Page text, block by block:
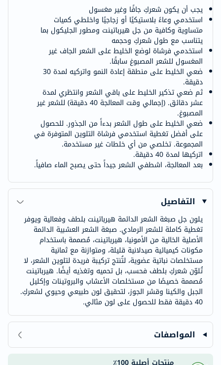
يجب أن يكون شعركِ جافًا وغير مغسول
استخدمي وعاءً بلاستيكيًا أو زجاجيًا واخلطي كميات
متساوية وكافية من جل هيرباتينت ومطور الجليكول بما
يتناسب مع طول شعركِ وحجمه
استخدمي فرشاة لوضع الخليط على الشعر الجاف غير
المغسول للشعر المصبوغ سابقًا.
ضعي الخليط على منطقة إعادة النمو واتركيه لمدة 30
دقيقة.
ثم ضعي تذكير الخليط على باقي الشعر وانتظري لمدة
عشر دقائق. (إجمالي وقت المعالجة 40 دقيقة) للشعر غير
المصبوغ.
ضعي الخليط على طول الشعر بدءاً من الجذور. للحصول
على أفضل تغطية استخدمي فرشاة التلوين المتوفرة في
المجموعة. تخلصي من أي خلطات غير مستخدمة.
اتركيها لمدة 40 دقيقة.
بعد المعالجة، اشطفي الشعر جيداً حتى يصبح الماء صافياً.
التفاصيل
يلون جل صبغة الشعر الدائمة هيرباتينت بلطف وفعالية ويوفر
تغطية كاملة للشعر الرمادي. صبغة الشعر العشبية الدائمة
الأصلية الخالية من الأمونيا، هيرباتينت، مُصممة باستخدام
مكونات كيميائية صيدلانية قليلة، ومتوازنة مع ثمانية
مستخلصات نباتية عضوية، لتُنتج تركيبة فريدة لتلوين الشعر، لا
تُلوّن شعركِ بلطف فحسب، بل تحميه وتغذيه أيضًا. هيرباتينت
مُصممة خصيصًا من مستخلصات الأعشاب والبروتينات وإكليل
الجبل والكينا وقشر الجوز، لتحقيق لون طبيعي وحيوي لشعركِ.
40 دقيقة فقط للحصول على لون مثالي.
المواصفات